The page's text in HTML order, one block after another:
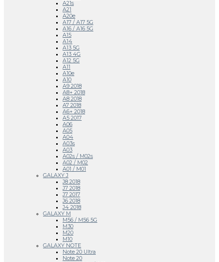
A21s
A21
A20e
A17 / A17 5G
A16 / A16 5G
A15
A14
A13 5G
A13 4G
A12 5G
A11
A10e
A10
A9 2018
A8+ 2018
A8 2018
A7 2018
A6+ 2018
A5 2017
A06
A05
A04
A03s
A03
A02s / M02s
A02 / M02
A01 / M01
GALAXY J
J8 2018
J7 2018
J7 2017
J6 2018
J4 2018
GALAXY M
M56 / M56 5G
M30
M20
M10
GALAXY NOTE
Note 20 Ultra
Note 20